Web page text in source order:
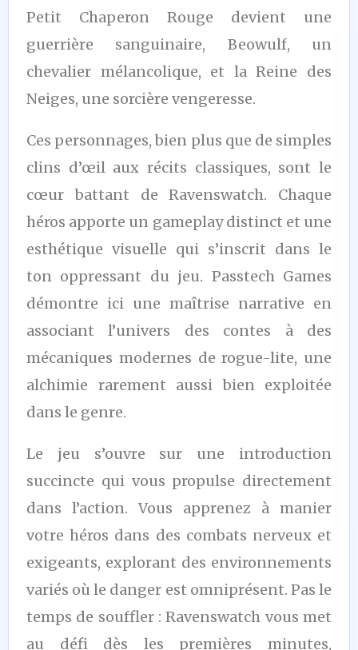
Petit Chaperon Rouge devient une
guerrière sanguinaire, Beowulf, un
chevalier mélancolique, et la Reine des
Neiges, une sorcière vengeresse.
Ces personnages, bien plus que de simples
clins d’œil aux récits classiques, sont le
cœur battant de Ravenswatch. Chaque
héros apporte un gameplay distinct et une
esthétique visuelle qui s’inscrit dans le
ton oppressant du jeu. Passtech Games
démontre ici une maîtrise narrative en
associant l’univers des contes à des
mécaniques modernes de rogue-lite, une
alchimie rarement aussi bien exploitée
dans le genre.
Le jeu s’ouvre sur une introduction
succincte qui vous propulse directement
dans l’action. Vous apprenez à manier
votre héros dans des combats nerveux et
exigeants, explorant des environnements
variés où le danger est omniprésent. Pas le
temps de souffler : Ravenswatch vous met
au défi dès les premières minutes,